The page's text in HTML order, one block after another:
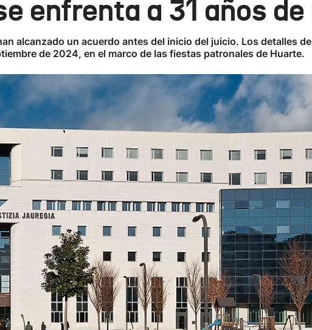
enfrenta a 31 años
alcanzado un acuerdo antes del inicio del juicio. Los detalles
de 2024, en el marco de las fiestas patronales de Huarte.